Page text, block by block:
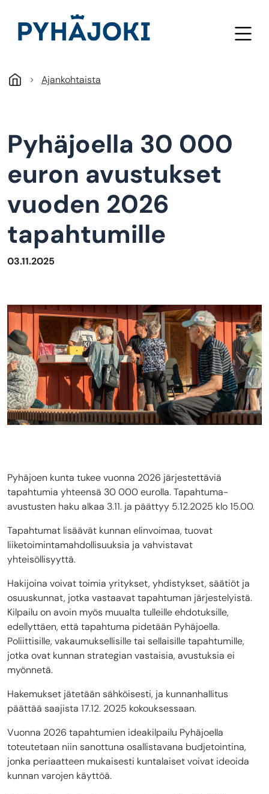
Ajankohtaista
Pyhäjoella 30 000
euron avustukset
vuoden 2026
tapahtumille
03.11.2025
Pyhäjoen kunta tukee vuonna 2026 järjestettäviä
tapahtumia yhteensä 30 000 eurolla. Tapahtuma-
avustusten haku alkaa 3.11. ja päättyy 5.12.2025 klo 15.00.
Tapahtumat lisäävät kunnan elinvoimaa, tuovat
liiketoimintamahdollisuuksia ja vahvistavat
yhteisöllisyyttä.
Hakijoina voivat toimia yritykset, yhdistykset, säätiöt ja
osuuskunnat, jotka vastaavat tapahtuman järjestelyistä.
Kilpailu on avoin myös muualta tulleille ehdotuksille,
edellyttäen, että tapahtuma pidetään Pyhäjoella.
Poliittisille, vakaumuksellisille tai sellaisille tapahtumille,
jotka ovat kunnan strategian vastaisia, avustuksia ei
myönnetä.
Hakemukset jätetään sähköisesti, ja kunnanhallitus
päättää saajista 17.12. 2025 kokouksessaan.
Vuonna 2026 tapahtumien ideakilpailu Pyhäjoella
toteutetaan niin sanottuna osallistavana budjetointina,
jonka periaatteen mukaisesti kuntalaiset voivat ideoida
kunnan varojen käyttöä.